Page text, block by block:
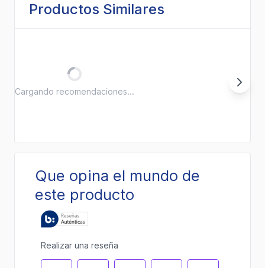
Productos Similares
Cargando recomendaciones...